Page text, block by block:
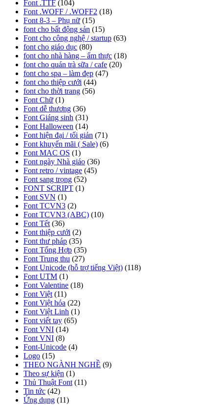
Font .TTF (104)
Font .WOFF / .WOFF2 (18)
Font 8-3 – Phụ nữ (15)
font cho bất động sản (15)
Font cho công nghệ / startup (63)
font cho giáo dục (80)
font cho nhà hàng – ẩm thực (18)
font cho quán trà sữa / cafe (20)
font cho spa – làm đẹp (47)
font cho thiệp cưới (44)
font cho thời trang (56)
Font Chữ (1)
Font dễ thương (36)
Font Giáng sinh (31)
Font Halloween (14)
Font hiện đại / tối giản (71)
Font khuyến mãi ( Sale) (6)
Font MAC OS (1)
Font ngày Nhà giáo (36)
Font retro / vintage (45)
Font sang trọng (52)
FONT SCRIPT (1)
Font SVN (1)
Font TCVN3 (2)
Font TCVN3 (ABC) (10)
Font Tết (36)
Font thiệp cưới (2)
Font thư pháp (35)
Font Tổng Hợp (35)
Font Trung thu (27)
Font Unicode (hỗ trợ tiếng Việt) (118)
Font UTM (1)
Font Valentine (18)
Font Việt (11)
Font Việt hóa (22)
Font Việt Linh (1)
Font viết tay (65)
Font VNI (14)
Font VNI (8)
Font-Unicode (4)
Logo (15)
THEO NGÀNH NGHỀ (9)
Theo sự kiện (1)
Thủ Thuật Font (11)
Tin tức (42)
Ứng dụng (11)